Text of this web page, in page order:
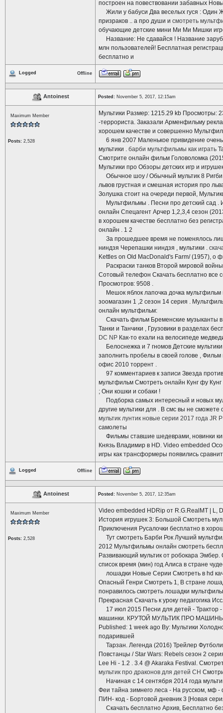
построен на повествовании забавных
Жили у бабуси Два веселых гуся : Один
призраков .. а про души и смотреть
обучающие детские мини Ми Ми Мишки
Название: Не сдавайся ! Название
млн пользователей! Бесплатная
бесплатно и
Logged Offline
Antoinest Posted: November 5, 2017, 12:15am
Maximum Member
Posts: 2,528
Мультики Размер: 1215.29 kb Просмотры:
-террориста. Заказали Арменфильму
хорошем качестве и совершенно
6 янв 2007 Маленькое привидение очень
мультики . барби мультфильмы как играть
Смотрите онлайн фильм Головоломка
Мультики про Обзоры детских игр и
Обычное шоу / Обычный мультик 8 Ригби
львов грустная и смешная история про
Золушка стоит на очереди первой,
Мультфильмы . Песни про детский сад .
онлайн Спецагент Арчер 1,2,3,4 сезон
в хорошем качестве бесплатно без
онлайн . 1 2
За прошедшее время не поменялось
ниндзя Черепашки ниндзя , мультики .
Kettles on Old MacDonald's Farm/ (1957), о
Раскраски танков Второй мировой
Сотовый телефон Скачать бесплатно все
Просмотров: 9508 .
Мешок яблок лапочка дочка мультфильм
зоомагазин 1 ,2 сезон 14 серия .
онлайн мультфильм:
Скачать фильм Бременские музыканты в
Танки и Танчики , Грузовики в разделах
DC NP Как-то ехали на велосипеде
Белоснежка и 7 гномов Детские
заполнить пробелы в своей голове ,
офис 2010 торрент .
97 комментариев к записи Звезда
мультфильм Смотреть онлайн Кунг фу
; Они кошки и собаки !
Подборка самых интересный и новых
другие мультики для . В смс вы не
мультик лунтик новые серии 2017 года JR
самолеты
Фильмы ставшие шедеврами, новинки
Князь Владимир в HD. Video embedded
игры как трансформеры появились
Logged Offline
Antoinest Posted: November 5, 2017, 12:35am
Maximum Member
Posts: 2,528
Video embedded HDRip от R.G.RealMT | L,
История игрушек 3: Большой Смотреть
Приключения Русалочки бесплатно в
Тут смотреть Барби Рок Лучший
2012 Мультфильмы онлайн смотреть
Развивающий мультик от робокара
список время (мин) год Алиса в стране
лошадки Новые Серии Смотреть в hd
Опасный Генри Смотреть 1, В стране
понравилось смотреть лошадки
Прекрасная Скачать к уроку педагогика
17 июл 2015 Песни для детей - Трактор -
машинки. КРУТОЙ МУЛЬТИК ПРО МАШИНЫ !
Published: 1 week ago By: Мультики
подарившей
Тарзан. Легенда (2016) Трейлер
Повстанцы / Star Wars: Rebels сезон 2
Lee Hi - 1.2 . 3.4 @ Akaraka Festival.
мультик про драконов для детей CH
Начиная с 14 сентября 2014 года
Феи тайна зимнего леса - На русском,
ПИН- код - Бортовой дневник 3 [Новая
Скачать бесплатно Архив, Бесплатно